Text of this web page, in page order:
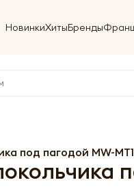
НовинкиХитыБренды
под пагодой MW-